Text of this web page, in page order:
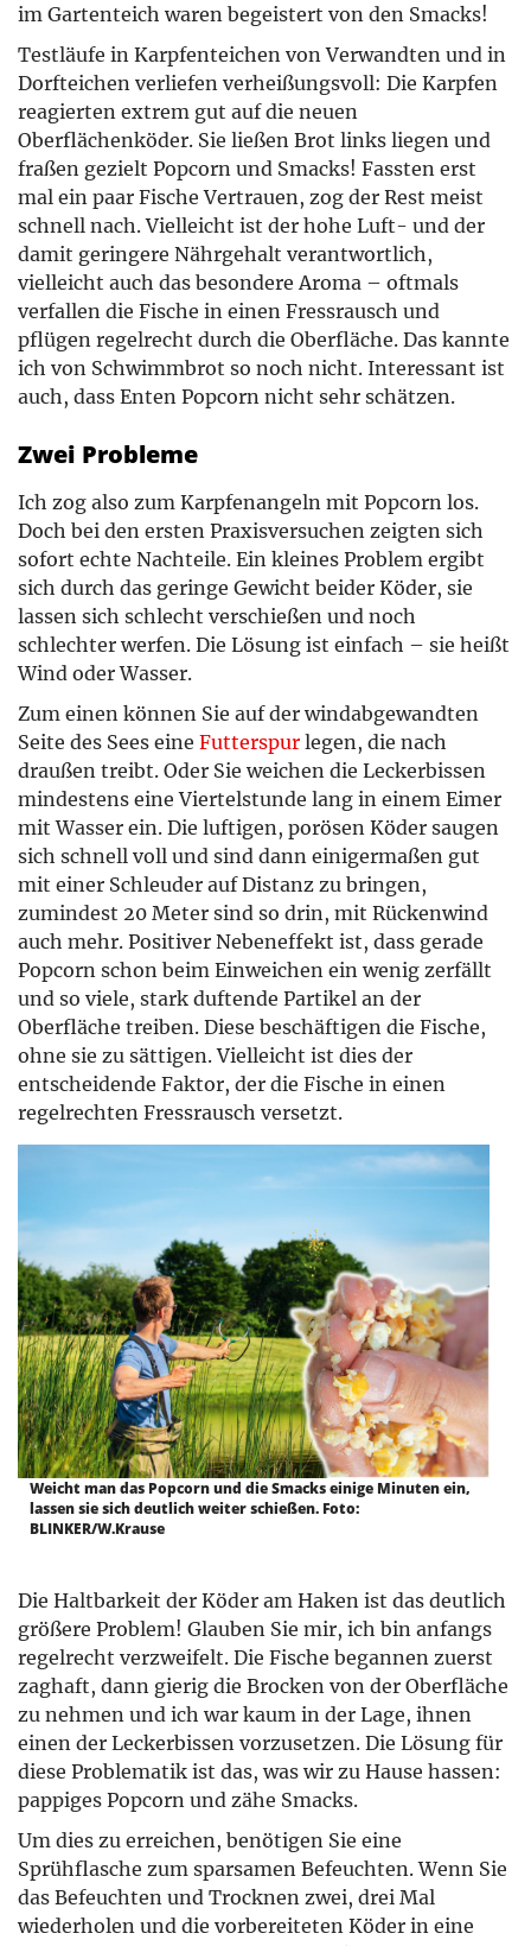
im Gartenteich waren begeistert von den Smacks!
Testläufe in Karpfenteichen von Verwandten und in
Dorfteichen verliefen verheißungsvoll: Die Karpfen
reagierten extrem gut auf die neuen
Oberflächenköder. Sie ließen Brot links liegen und
fraßen gezielt Popcorn und Smacks! Fassten erst
mal ein paar Fische Vertrauen, zog der Rest meist
schnell nach. Vielleicht ist der hohe Luft- und der
damit geringere Nährgehalt verantwortlich,
vielleicht auch das besondere Aroma – oftmals
verfallen die Fische in einen Fressrausch und
pflügen regelrecht durch die Oberfläche. Das kannte
ich von Schwimmbrot so noch nicht. Interessant ist
auch, dass Enten Popcorn nicht sehr schätzen.
Zwei Probleme
Ich zog also zum Karpfenangeln mit Popcorn los.
Doch bei den ersten Praxisversuchen zeigten sich
sofort echte Nachteile. Ein kleines Problem ergibt
sich durch das geringe Gewicht beider Köder, sie
lassen sich schlecht verschießen und noch
schlechter werfen. Die Lösung ist einfach – sie heißt
Wind oder Wasser.
Zum einen können Sie auf der windabgewandten
Seite des Sees eine Futterspur legen, die nach
draußen treibt. Oder Sie weichen die Leckerbissen
mindestens eine Viertelstunde lang in einem Eimer
mit Wasser ein. Die luftigen, porösen Köder saugen
sich schnell voll und sind dann einigermaßen gut
mit einer Schleuder auf Distanz zu bringen,
zumindest 20 Meter sind so drin, mit Rückenwind
auch mehr. Positiver Nebeneffekt ist, dass gerade
Popcorn schon beim Einweichen ein wenig zerfällt
und so viele, stark duftende Partikel an der
Oberfläche treiben. Diese beschäftigen die Fische,
ohne sie zu sättigen. Vielleicht ist dies der
entscheidende Faktor, der die Fische in einen
regelrechten Fressrausch versetzt.
Weicht man das Popcorn und die Smacks einige Minuten ein,
lassen sie sich deutlich weiter schießen. Foto:
BLINKER/W.Krause
Die Haltbarkeit der Köder am Haken ist das deutlich
größere Problem! Glauben Sie mir, ich bin anfangs
regelrecht verzweifelt. Die Fische begannen zuerst
zaghaft, dann gierig die Brocken von der Oberfläche
zu nehmen und ich war kaum in der Lage, ihnen
einen der Leckerbissen vorzusetzen. Die Lösung für
diese Problematik ist das, was wir zu Hause hassen:
pappiges Popcorn und zähe Smacks.
Um dies zu erreichen, benötigen Sie eine
Sprühflasche zum sparsamen Befeuchten. Wenn Sie
das Befeuchten und Trocknen zwei, drei Mal
wiederholen und die vorbereiteten Köder in eine